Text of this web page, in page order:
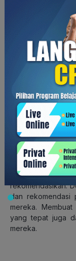
atau
ketentuannya.
dengan yang
2. Pahami
hubungan
Memahami
Dengan begitu,
dipromosikan,
menjawab
Kamu bisa
mengikuti forum-
sering mereka
rekomendasikan.
dan rekomendasi
mereka.
yang tepat juga
mereka.